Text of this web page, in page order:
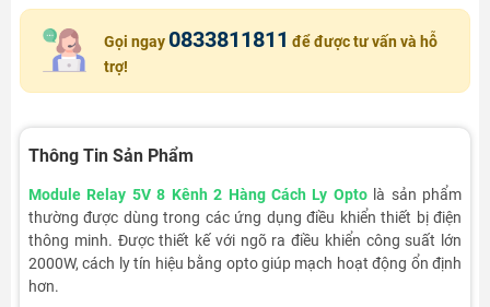
Gọi ngay 0833811811 để được tư vấn và hỗ
trợ!
Thông Tin Sản Phẩm
Module Relay 5V 8 Kênh 2 Hàng Cách Ly Optolà sản phẩm
thường được dùng trong các ứng dụng điều khiển thiết bị điện
thông minh. Được thiết kế với ngõ ra điều khiển công suất lớn
2000W, cách ly tín hiệu bằng opto giúp mạch hoạt động ổn định
hơn.